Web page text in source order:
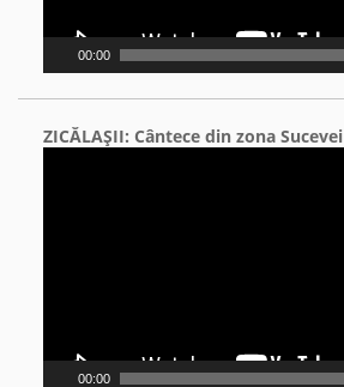
00:00
ZICĂLAŞII: Cântece din zona Sucevei
00:00